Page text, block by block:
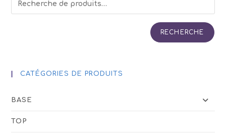
RECHERCHE
CATÉGORIES DE PRODUITS
BASE
TOP